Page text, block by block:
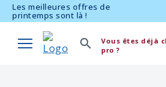
Les meilleures offres de
printemps sont là !
Vous êtes déjà
pro ?